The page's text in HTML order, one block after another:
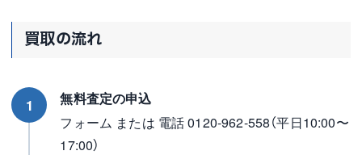
買取の流れ
1
無料査定の申込
フォーム または 電話 0120-962-558（平日10:00〜
17:00）